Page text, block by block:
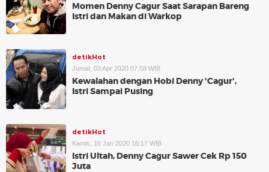
Momen Denny Cagur Saat Sarapan Bareng
Istri dan Makan di Warkop
detikHot
Jumat, 03 Apr 2020 07:58 WIB
Kewalahan dengan Hobi Denny 'Cagur',
Istri Sampai Pusing
detikHot
Kamis, 16 Jan 2020 16:17 WIB
Istri Ultah, Denny Cagur Sawer Cek Rp 150
Juta